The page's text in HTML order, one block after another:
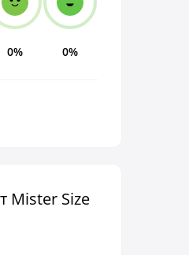
0% 0%
Mister Size